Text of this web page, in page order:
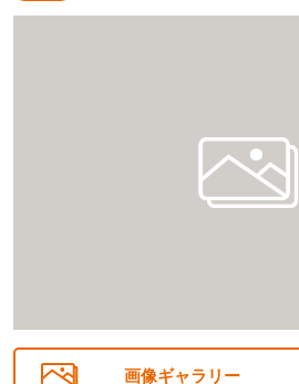
画像ギャラリー